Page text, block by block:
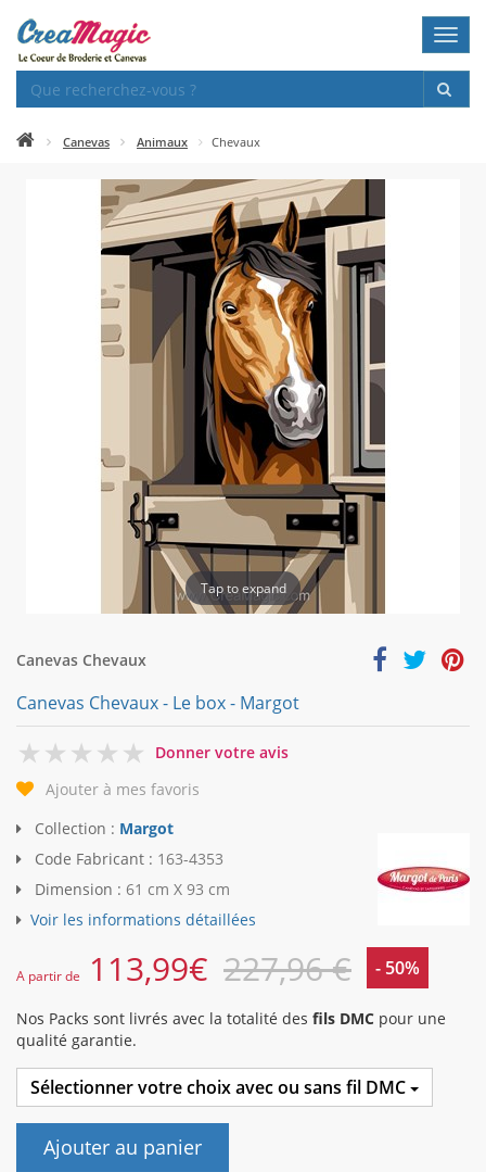
Canevas Animaux Chevaux
Tap to expand
Canevas Chevaux
Canevas Chevaux - Le box - Margot
0
Donner votre avis
Ajouter à mes favoris
Collection : Margot
Code Fabricant : 163-4353
Dimension : 61 cm X 93 cm
Voir les informations détaillées
A partir de 113,99€ 227,96 € - 50%
Nos Packs sont livrés avec la totalité des fils DMC pour une
qualité garantie.
Sélectionner votre choix avec ou sans fil DMC
Ajouter au panier